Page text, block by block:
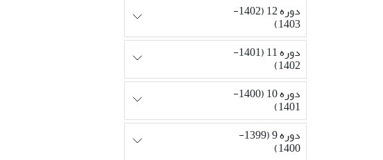
دوره 12 (1402-
1403)
دوره 11 (1401-
1402)
دوره 10 (1400-
1401)
دوره 9 (1399-
1400)